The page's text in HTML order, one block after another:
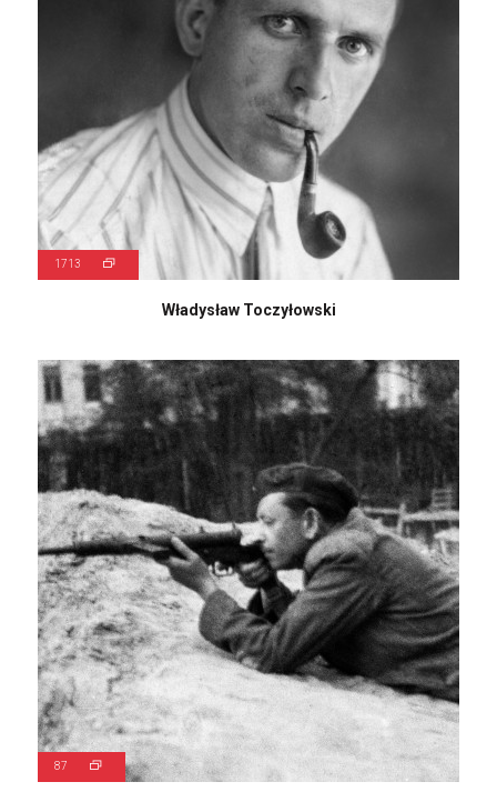
1713
Władysław Toczyłowski
87